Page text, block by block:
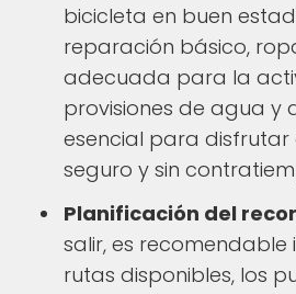
bicicleta en buen
reparación básico,
adecuada para la
provisiones de agua y
esencial para disfrutar
seguro y sin
Planificación del
salir, es recomendable
rutas disponibles, los